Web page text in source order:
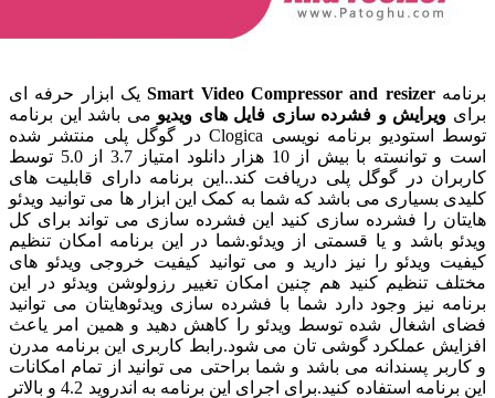
Smart Video Compressor andیک ابزار حرفه ای
و فشرده سازی فایل های ویدیو می باشد این برنامه
توسط استودیو برنامه نویسی Clogica در گوگل پلی منتشر شده
است و توانسته با بیش از 10 هزار دانلود امتیاز 3.7 از 5.0 توسط
در گوگل پلی دریافت کند..این برنامه دارای قابلیت های
می باشد که شما به کمک این ابزار ها می توانید ویدئو
فشرده سازی کنید این فشرده سازی می تواند برای کل
و یا قسمتی از ویدئو.شما در این برنامه امکان تنظیم
را نیز دارید و می توانید کیفیت خروجی ویدئو های
کنید هم چنین امکان تغییر رزولوشن ویدئو در این
وجود دارد شما با فشرده سازی ویدئوهایتان می توانید
شده توسط ویدئو را کاهش دهید و همین امر یاعث
گوشی تان می شود.رابط کاربری این برنامه مدرن
می باشد و شما براحتی می توانید از تمام امکانات
این برنامه استفاده کنید.برای اجرای این برنامه به اندروید 4.2 و بالاتر